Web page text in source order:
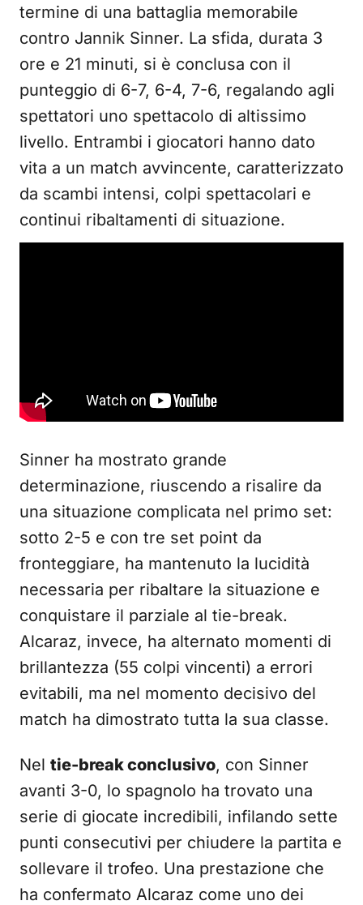
termine di una battaglia memorabile
contro Jannik Sinner. La sfida, durata 3
ore e 21 minuti, si è conclusa con il
punteggio di 6-7, 6-4, 7-6, regalando agli
spettatori uno spettacolo di altissimo
livello. Entrambi i giocatori hanno dato
vita a un match avvincente, caratterizzato
da scambi intensi, colpi spettacolari e
continui ribaltamenti di situazione.
Sinner ha mostrato grande
determinazione, riuscendo a risalire da
una situazione complicata nel primo set:
sotto 2-5 e con tre set point da
fronteggiare, ha mantenuto la lucidità
necessaria per ribaltare la situazione e
conquistare il parziale al tie-break.
Alcaraz, invece, ha alternato momenti di
brillantezza (55 colpi vincenti) a errori
evitabili, ma nel momento decisivo del
match ha dimostrato tutta la sua classe.
Nel tie-break conclusivo, con Sinner
avanti 3-0, lo spagnolo ha trovato una
serie di giocate incredibili, infilando sette
punti consecutivi per chiudere la partita e
sollevare il trofeo. Una prestazione che
ha confermato Alcaraz come uno dei